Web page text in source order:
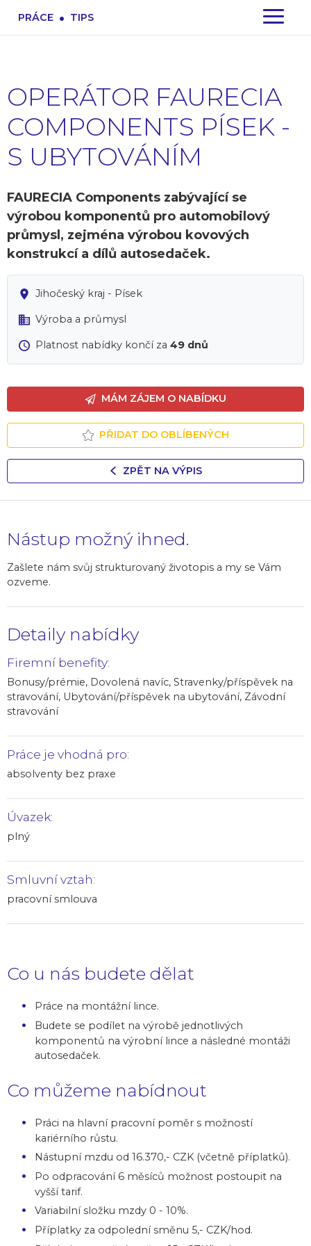
PRÁCE . TIPS
OPERÁTOR FAURECIA
COMPONENTS PÍSEK -
S UBYTOVÁNÍM
FAURECIA Components zabývající se
výrobou komponentů pro automobilový
průmysl, zejména výrobou kovových
konstrukcí a dílů autosedaček.
Jihočeský kraj - Písek
Výroba a průmysl
Platnost nabídky končí za 49 dnů
MÁM ZÁJEM O NABÍDKU
PŘIDAT DO OBLÍBENÝCH
ZPĚT NA VÝPIS
Nástup možný ihned.
Zašlete nám svůj strukturovaný životopis a my se Vám
ozveme.
Detaily nabídky
Firemní benefity:
Bonusy/prémie, Dovolená navíc, Stravenky/příspěvek na
stravování, Ubytování/příspěvek na ubytování, Závodní
stravování
Práce je vhodná pro:
absolventy bez praxe
Úvazek:
plný
Smluvní vztah:
pracovní smlouva
Co u nás budete dělat
Práce na montážní lince.
Budete se podílet na výrobě jednotlivých
komponentů na výrobní lince a následné montáži
autosedaček.
Co můžeme nabídnout
Práci na hlavní pracovní poměr s možností
kariérního růstu.
Nástupní mzdu od 16.370,- CZK (včetně příplatků).
Po odpracování 6 měsíců možnost postoupit na
vyšší tarif.
Variabilní složku mzdy 0 - 10%.
Příplatky za odpolední směnu 5,- CZK/hod.